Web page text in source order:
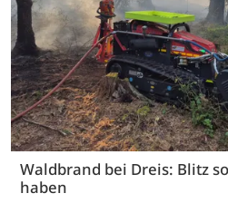
Waldbrand bei Dreis: Blitz
haben